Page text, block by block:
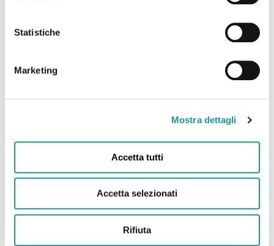
Statistiche
Marketing
Mostra dettagli
Accetta tutti
Accetta selezionati
Rifiuta
Ageop Ricerca – Odv
Via Massarenti 11 – 40138 Bologna Italy
c/o IRCCS Policlinico Sant’Orsola – Azienda